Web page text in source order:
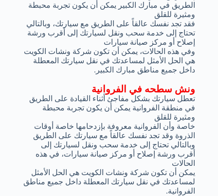
ونش سطحه في الفروانية
تعطل سيارتك بشكل مفاجئ أثناء القيادة على الطريق
في منطقة الفروانية يمكن أن يكون تجربة محبطة
ومثيرة للقلق
خاصة وأن الفروانية معروفة بإزدحامها خاصة أوقات
الذروة وقد تجد نفسك عالقاً مع سيارتك على الطريق
وبالتالي تحتاج إلى خدمة سحب ونقل لسيارتك إلى
أقرب ورشة إصلاح أو مركز صيانة سيارات، في هذه
الحالات
يمكن أن تكون شركة ونشات الكويت هي الحل الأمثل
لمساعدتك في نقل سيارتك المعطلة داخل جميع مناطق
الفروانية.
الطريق في مبارك الكبير يمكن أن يكون تجربة محبطة
ومثيرة للقلق
فقد تجد نفسك عالقاً على الطريق مع سيارتك، وبالتالي
تحتاج إلى خدمة سحب ونقل لسيارتك إلى أقرب ورشة
إصلاح أو مركز صيانة سيارات
وفي هذه الحالات، يمكن أن تكون شركة ونشات الكويت
هي الحل الأمثل لمساعدتك في نقل سيارتك المعطلة
داخل جميع مناطق مبارك الكبير.